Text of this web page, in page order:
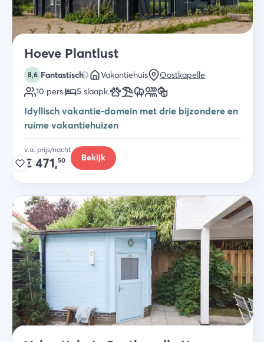
Hoeve Plantlust
8,6 Fantastisch Vakantiehuis
Oostkapelle
10 pers. 5 slaapk.
Idyllisch vakantie-domein met drie bijzondere en
ruime vakantiehuizen
v.a. prijs/nacht
€ 471,50 Bekijk